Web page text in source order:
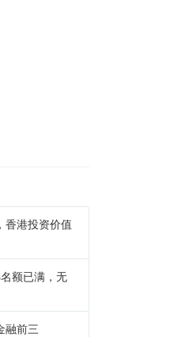
香港投资价值
额已满，无
融前三